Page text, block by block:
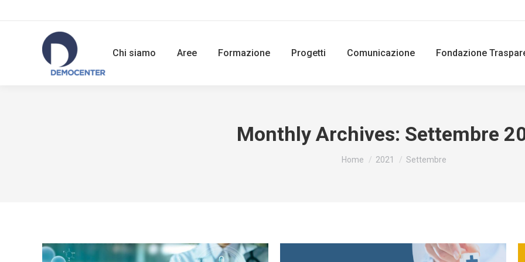
Chi siamo Aree Formazione Progetti Comunicazione Fondazione
Monthly Archives: Settembre
You are here:
Home 2021 Settembre